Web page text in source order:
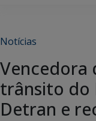
Notícias
Vencedora
trânsito do
Detran e